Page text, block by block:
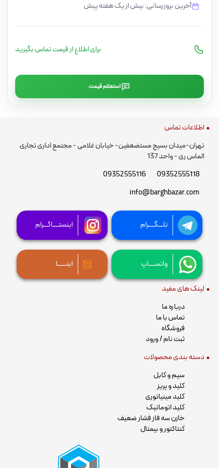
آخرین بروزرسانی: بیش از یک هفته پیش
برای اطلاع از قیمت تماس بگیرید
استعلام قیمت
اطلاعات تماس
تهران-میدان بسیج مستضعفین- خیابان غلامی - مجتمع اداری تجاری
الماس ری - واحد 137
09352555118
09352555116
info@barghbazar.com
تلـــگــــرام اینستــــاگـــرام
واتســــاپ ایتــــــا
لینک های مفید
درباره ما
تماس با ما
فروشگاه
ثبت نام / ورود
دسته بندی محصولات
سیم و کابل
کلید و پریز
کلید مینیاتوری
کلید اتوماتیک
خازن سه فاز فشار ضعیف
کنتاکتور و بیمتال